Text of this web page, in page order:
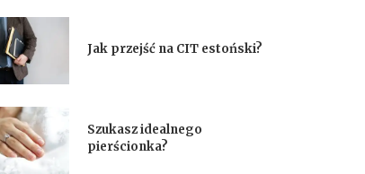
Jak przejść na CIT estoński?
Szukasz idealnego
pierścionka?